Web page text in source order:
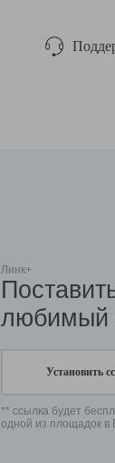
Линк+
любимый
Установить
** ссылка будет
одной из площадок в